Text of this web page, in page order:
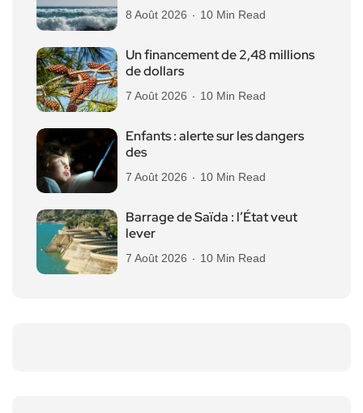
8 Août 2026 10 Min Read
Un financement de 2,48 millions
de dollars
7 Août 2026 10 Min Read
Enfants : alerte sur les dangers
des
7 Août 2026 10 Min Read
Barrage de Saïda : l’État veut
lever
7 Août 2026 10 Min Read